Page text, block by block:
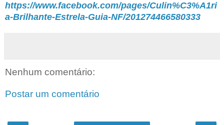
https://www.facebook.com/pages/Culin%C3%A1ri
a-Brilhante-Estrela-Guia-NF/201274466580333
Nenhum comentário:
Postar um comentário